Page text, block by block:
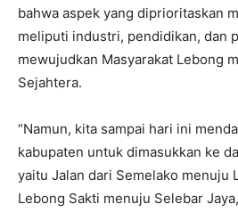
bahwa aspek yang diprioritaskan
meliputi industri, pendidikan, dan
mewujudkan Masyarakat Lebong
Sejahtera.
“Namun, kita sampai hari ini
kabupaten untuk dimasukkan ke
yaitu Jalan dari Semelako menuju
Lebong Sakti menuju Selebar